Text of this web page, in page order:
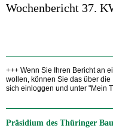
Wochenbericht 37.
+++ Wenn Sie Ihren Bericht an
wollen, können Sie das über
sich einloggen und unter "Mein
Präsidium des Thüringer